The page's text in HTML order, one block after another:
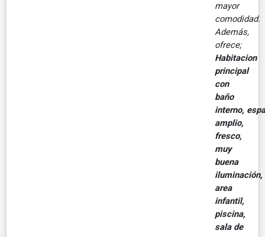
mayor
comodidad.
Además,
ofrece;
Habitacion
principal
con
baño
interno,
amplio,
fresco,
muy
buena
iluminación,
area
infantil,
piscina,
sala de